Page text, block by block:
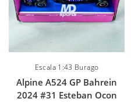
Escala 1:43 Burago
Alpine A524 GP Bahrein
2024 #31 Esteban Ocon